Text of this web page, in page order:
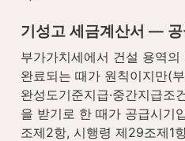
기성고 세금계산서 — 공
부가가치세에서 건설 용역
완료되는 때가 원칙이지만(
완성도기준지급·중간지급조
을 받기로 한 때가 공급시기
조제2항, 시행령 제29조제1